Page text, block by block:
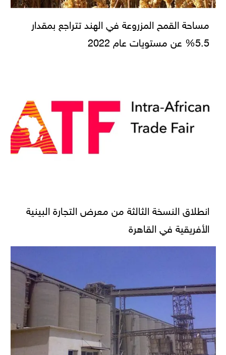
مساحة القمح المزروعة في الهند تتراجع بمقدار
5.5% عن مستويات عام 2022
انطلاق النسخة الثالثة من معرض التجارة البينية
الأفريقية في القاهرة